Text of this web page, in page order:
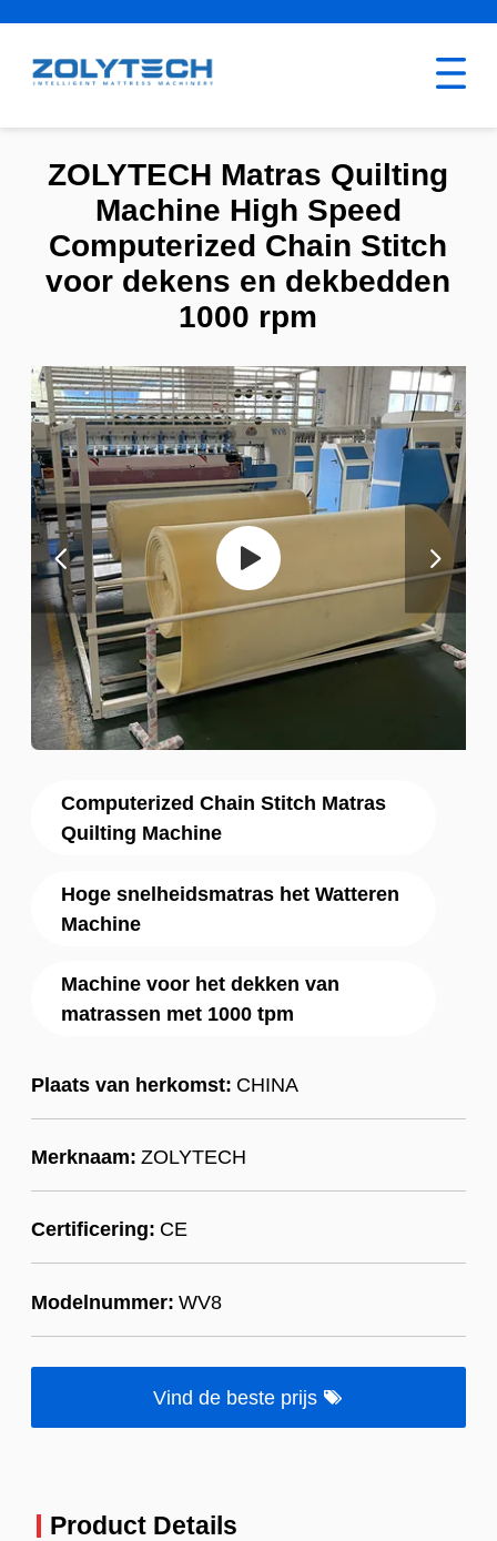
Computerized Chain Stitch Matras
Quilting Machine
Hoge snelheidsmatras het Watteren
Machine
Machine voor het dekken van
matrassen met 1000 tpm
Plaats van herkomst: CHINA
Merknaam: ZOLYTECH
Certificering: CE
Modelnummer: WV8
Vind de beste prijs
ZOLYTECH Matras Quilting
Machine High Speed
Computerized Chain Stitch
voor dekens en dekbedden
1000 rpm
Product Details